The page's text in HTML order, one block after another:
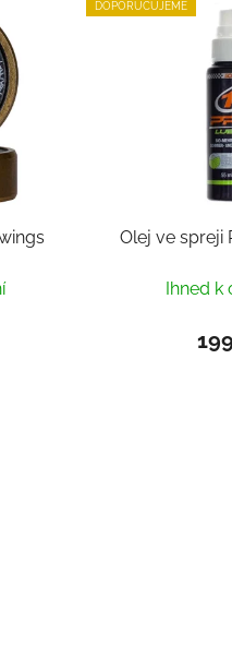
DOPORUČUJEME
Olej ve spreji
Ihned k